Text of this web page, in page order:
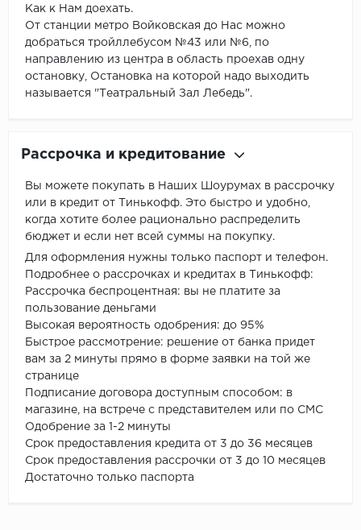
Как к Нам доехать.
От станции метро Войковская до Нас можно
добраться тройллебусом №43 или №6, по
направлению из центра в область проехав одну
остановку, Остановка на которой надо выходить
называется "Театральный Зал Лебедь".
Рассрочка и кредитование
Вы можете покупать в Наших Шоурумах в рассрочку
или в кредит от Тинькофф. Это быстро и удобно,
когда хотите более рационально распределить
бюджет и если нет всей суммы на покупку.
Для оформления нужны только паспорт и телефон.
Подробнее о рассрочках и кредитах в Тинькофф:
Рассрочка беспроцентная: вы не платите за
пользование деньгами
Высокая вероятность одобрения: до 95%
Быстрое рассмотрение: решение от банка придет
вам за 2 минуты прямо в форме заявки на той же
странице
Подписание договора доступным способом: в
магазине, на встрече с представителем или по СМС
Одобрение за 1-2 минуты
Срок предоставления кредита от 3 до 36 месяцев
Срок предоставления рассрочки от 3 до 10 месяцев
Достаточно только паспорта